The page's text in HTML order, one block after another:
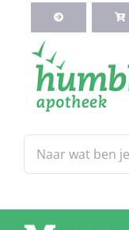
inhoud
naar:
Webshop